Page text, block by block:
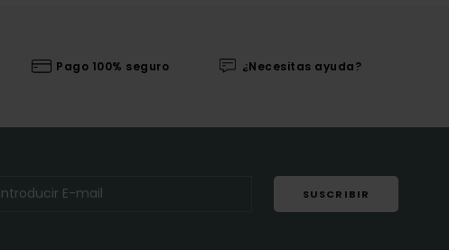
Pago 100% seguro ¿Necesitas ayuda?
SUSCRIBIR